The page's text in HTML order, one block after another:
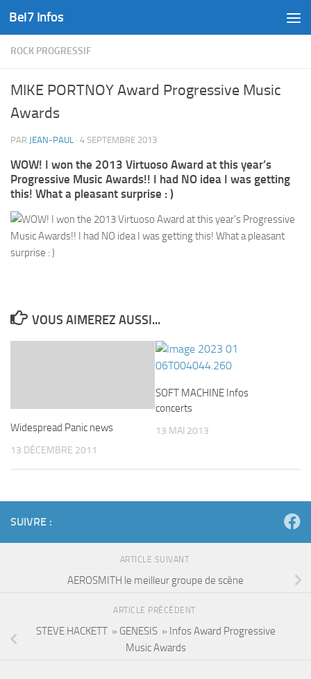
Skip to content
Bel7 Infos
ROCK PROGRESSIF
MIKE PORTNOY Award Progressive Music
Awards
PAR JEAN-PAUL · 4 SEPTEMBRE 2013
WOW! I won the 2013 Virtuoso Award at this year’s
Progressive Music Awards!! I had NO idea I was getting
this! What a pleasant surprise : )
VOUS AIMEREZ AUSSI...
Widespread Panic news
13 DÉCEMBRE 2011
SOFT MACHINE Infos
concerts
13 MAI 2013
SUIVRE :
ARTICLE SUIVANT
AEROSMITH le meilleur groupe de scène
ARTICLE PRÉCÉDENT
STEVE HACKETT » GENESIS » Infos Award Progressive
Music Awards